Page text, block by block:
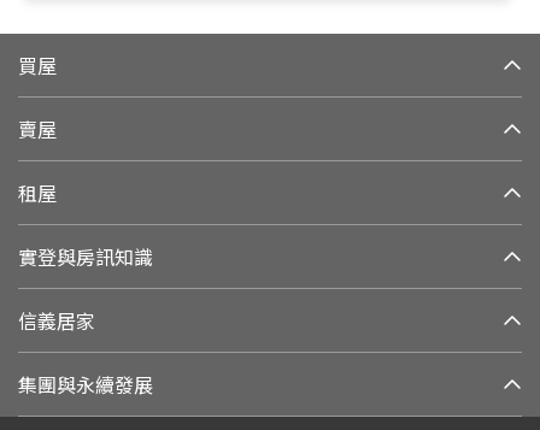
買屋
賣屋
租屋
實登與房訊知識
信義居家
集團與永續發展